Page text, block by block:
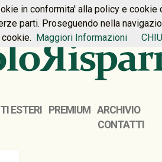
CONTATTI
ESTERI PREMIUM
ARCHIVIO
CONTATTI
in conformita' alla policy e cookie
parti. Proseguendo nella
Maggiori Informazioni